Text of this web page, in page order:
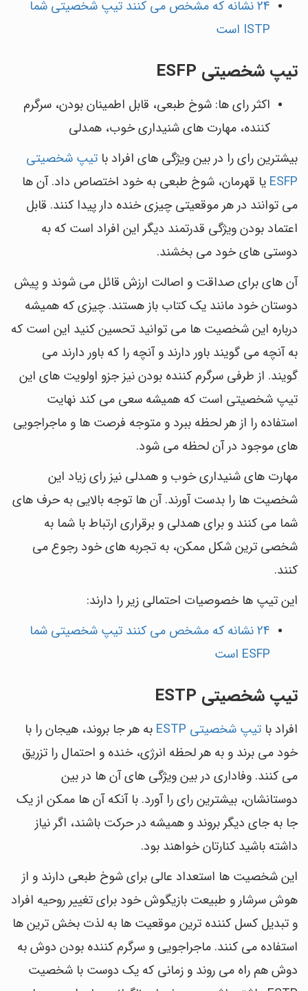
24 نشانه که مشخص می کنند تیپ شخصیتی شما
ISTP است
تیپ شخصیتی ESFP
اکثر رای ها: شوخ طبعی، قابل اطمینان بودن، سرگرم
کننده، مهارت های شنیداری خوب، همدلی
بیشترین رای را در بین ویژگی های افراد با تیپ شخصیتی
ESFP یا قهرمان، شوخ طبعی به خود اختصاص داد. آن ها
می توانند در هر موقعیتی چیزی خنده دار پیدا کنند. قابل
اعتماد بودن ویژگی قدرتمند دیگر این افراد است که به
دوستی های خود می بخشند.
آن های برای صداقت و اصالت ارزش قائل می شوند و پیش
دوستان خود مانند یک کتاب باز هستند. چیزی که همیشه
درباره این شخصیت ها می توانید تحسین کنید این است که
به آنچه می گویند باور دارند و آنچه را که باور دارند می
گویند. از طرفی سرگرم کننده بودن نیز جزو اولویت های این
تیپ شخصیتی است که همیشه سعی می کند نهایت
استفاده را از هر لحظه ببرد و متوجه فرصت ها و ماجراجویی
های موجود در آن لحظه می شود.
مهارت های شنیداری خوب و همدلی نیز رای زیاد این
شخصیت ها را بدست آورند. آن ها توجه بالایی به حرف های
شما می کنند و برای همدلی و برقراری ارتباط با شما به
شخصی ترین شکل ممکن، به تجربه های خود رجوع می
کنند.
این تیپ ها خصوصیات احتمالی زیر را دارند:
24 نشانه که مشخص می کنند تیپ شخصیتی شما
ESFP است
تیپ شخصیتی ESTP
افراد با تیپ شخصیتی ESTP
به هر جا بروند، هیجان را با
خود می برند و به هر لحظه انرژی، خنده و احتمال را تزریق
می کنند. وفاداری در بین ویژگی های آن ها در بین
دوستانشان، بیشترین رای را آورد. با آنکه آن ها ممکن از یک
جا به جای دیگر بروند و همیشه در حرکت باشند، اگر نیاز
داشته باشید کنارتان خواهند بود.
این شخصیت ها استعداد عالی برای شوخ طبعی دارند و از
هوش سرشار و طبیعت بازیگوش خود برای تغییر روحیه افراد
و تبدیل کسل کننده ترین موقعیت ها به لذت بخش ترین ها
استفاده می کنند. ماجراجویی و سرگرم کننده بودن دوش به
دوش هم راه می روند و زمانی که یک دوست با شخصیت